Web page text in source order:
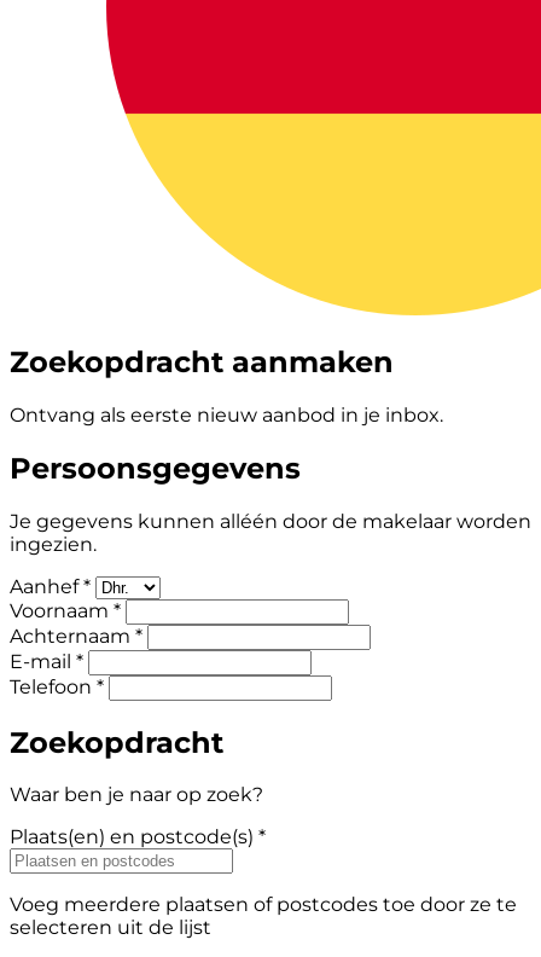
Zoekopdracht aanmaken
Ontvang als eerste nieuw aanbod in je inbox.
Persoonsgegevens
Je gegevens kunnen alléén door de makelaar worden
ingezien.
Aanhef *
Voornaam *
Achternaam *
E-mail *
Telefoon *
Zoekopdracht
Waar ben je naar op zoek?
Plaats(en) en postcode(s) *
Voeg meerdere plaatsen of postcodes toe door ze te
selecteren uit de lijst